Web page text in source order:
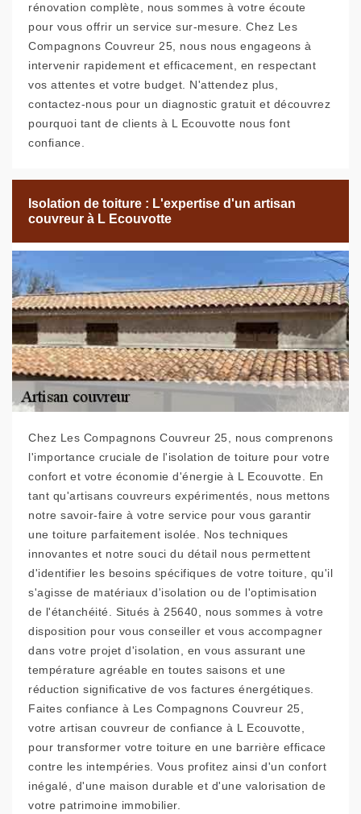
rénovation complète, nous sommes à votre écoute
pour vous offrir un service sur-mesure. Chez Les
Compagnons Couvreur 25, nous nous engageons à
intervenir rapidement et efficacement, en respectant
vos attentes et votre budget. N'attendez plus,
contactez-nous pour un diagnostic gratuit et découvrez
pourquoi tant de clients à L Ecouvotte nous font
confiance.
Isolation de toiture : L'expertise d'un artisan
couvreur à L Ecouvotte
Chez Les Compagnons Couvreur 25, nous comprenons
l'importance cruciale de l'isolation de toiture pour votre
confort et votre économie d'énergie à L Ecouvotte. En
tant qu'artisans couvreurs expérimentés, nous mettons
notre savoir-faire à votre service pour vous garantir
une toiture parfaitement isolée. Nos techniques
innovantes et notre souci du détail nous permettent
d'identifier les besoins spécifiques de votre toiture, qu'il
s'agisse de matériaux d'isolation ou de l'optimisation
de l'étanchéité. Situés à 25640, nous sommes à votre
disposition pour vous conseiller et vous accompagner
dans votre projet d'isolation, en vous assurant une
température agréable en toutes saisons et une
réduction significative de vos factures énergétiques.
Faites confiance à Les Compagnons Couvreur 25,
votre artisan couvreur de confiance à L Ecouvotte,
pour transformer votre toiture en une barrière efficace
contre les intempéries. Vous profitez ainsi d'un confort
inégalé, d'une maison durable et d'une valorisation de
votre patrimoine immobilier.